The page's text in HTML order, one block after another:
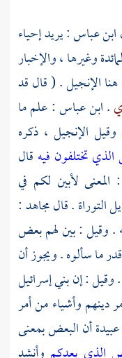
ابن عباس: يريد إحياء
وغيرها ، والإخبار
هنا الإنجيل . ( قال قد
.ابن عباس: علم ما
الإنجيل ، ذكره
تختلفون فيه قال
: المعنى لأبين لكم في
التوراة . قالمجاهد:
. وقيل : بين لهم بعض
ما سألوه . ويجوز أن
. وقيل : إنبني إسرائيل
دينهم وأشياء من أمر
أن البعض بمعنى